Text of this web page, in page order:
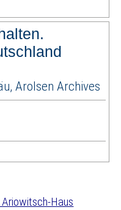
Arolsen Archives